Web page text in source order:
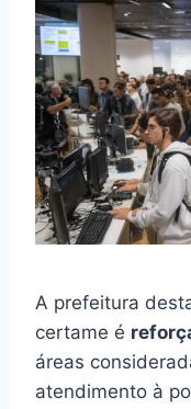
A prefeitura
certame é
áreas
atendimento à